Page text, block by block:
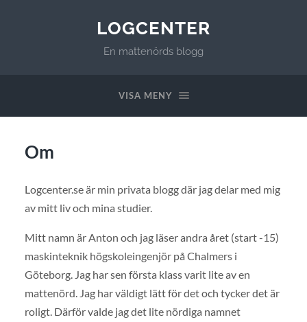
LOGCENTER
En mattenörds blogg
VISA MENY
Om
Logcenter.se är min privata blogg där jag delar med mig
av mitt liv och mina studier.
Mitt namn är Anton och jag läser andra året (start -15)
maskinteknik högskoleingenjör på Chalmers i
Göteborg. Jag har sen första klass varit lite av en
mattenörd. Jag har väldigt lätt för det och tycker det är
roligt. Därför valde jag det lite nördiga namnet